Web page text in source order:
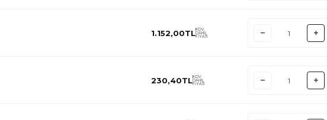
1.152,00TLKDV
DAHİL
FİYATI
230,40TLKDV
DAHİL
FİYATI